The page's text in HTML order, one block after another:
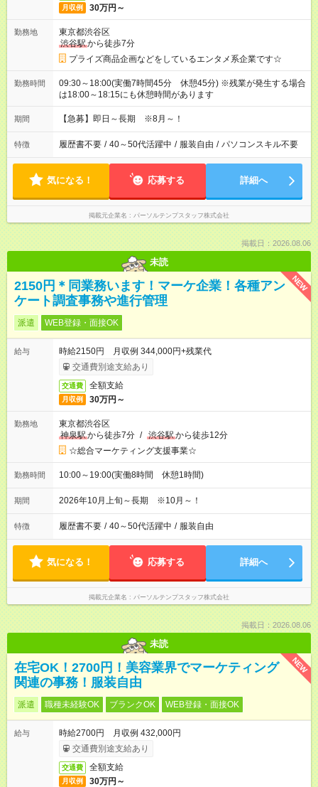
月収例 30万円～
勤務地
東京都渋谷区
渋谷駅から徒歩7分
プライズ商品企画などをしているエンタメ系企業です☆
勤務時間
09:30～18:00(実働7時間45分 休憩45分) ※残業が発生する場合
は18:00～18:15にも休憩時間があります
期間 【急募】即日～長期 ※8月～！
特徴 履歴書不要 / 40～50代活躍中 / 服装自由 / パソコンスキル不要
気になる！ 応募する 詳細へ
掲載元企業名 パーソルテンプスタッフ株式会社
掲載日：2026.08.06
未読
NEW
2150円＊同業務います！マーケ企業！各種アン
ケート調査事務や進行管理
派遣 WEB登録・面接OK
給与
時給2150円 月収例 344,000円+残業代
交通費別途支給あり
交通費 全額支給
月収例 30万円～
勤務地
東京都渋谷区
神泉駅から徒歩7分 / 渋谷駅から徒歩12分
☆総合マーケティング支援事業☆
勤務時間 10:00～19:00(実働8時間 休憩1時間)
期間 2026年10月上旬～長期 ※10月～！
特徴 履歴書不要 / 40～50代活躍中 / 服装自由
気になる！ 応募する 詳細へ
掲載元企業名 パーソルテンプスタッフ株式会社
掲載日：2026.08.06
未読
NEW
在宅OK！2700円！美容業界でマーケティング
関連の事務！服装自由
派遣 職種未経験OK ブランクOK WEB登録・面接OK
給与
時給2700円 月収例 432,000円
交通費別途支給あり
交通費 全額支給
月収例 30万円～